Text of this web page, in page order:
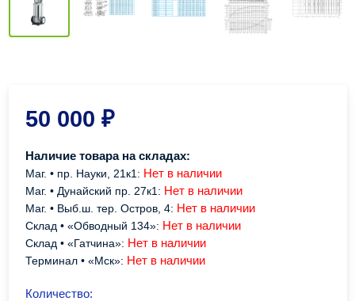
50 000 ₽
Наличие товара на складах:
Маг. • пр. Науки, 21к1: Нет в наличии
Маг. • Дунайский пр. 27к1: Нет в наличии
Маг. • Выб.ш. тер. Остров, 4: Нет в наличии
Склад • «Обводный 134»: Нет в наличии
Склад • «Гатчина»: Нет в наличии
Терминал • «Мск»: Нет в наличии
Количество: